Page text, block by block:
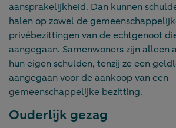
aansprakelijkheid. Dan kunnen
halen op zowel de
privébezittingen van de echtgenoot
aangegaan. Samenwoners zijn alleen
hun eigen schulden, tenzij ze een
aangegaan voor de aankoop van een
gemeenschappelijke bezitting.
Ouderlijk gezag